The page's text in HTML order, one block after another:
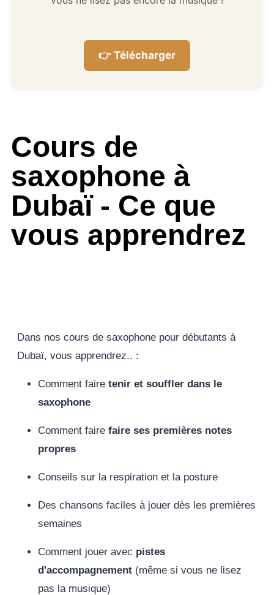
👉 Télécharger
Cours de
saxophone à
Dubaï - Ce que
vous apprendrez
Dans nos cours de saxophone pour débutants à
Dubaï, vous apprendrez.. :
Comment faire tenir et souffler dans le
saxophone
Comment faire faire ses premières notes
propres
Conseils sur la respiration et la posture
Des chansons faciles à jouer dès les premières
semaines
Comment jouer avec pistes
d'accompagnement (même si vous ne lisez
pas la musique)